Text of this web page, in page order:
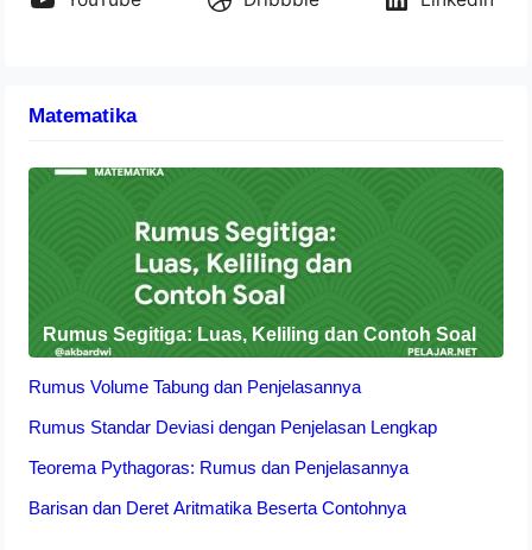
Matematika
Rumus Segitiga: Luas, Keliling dan Contoh Soal
Rumus Volume Tabung dan Penjelasannya
Rumus Standar Deviasi dengan Penjelasan Lengkap
Teorema Pythagoras: Rumus dan Penjelasannya
Barisan dan Deret Aritmatika Beserta Contohnya